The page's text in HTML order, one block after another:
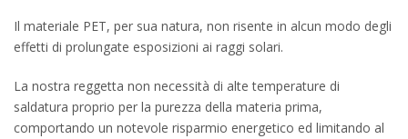
Il materiale PET, per sua natura, non risente in alcun modo degli
effetti di prolungate esposizioni ai raggi solari.
La nostra reggetta non necessità di alte temperature di
saldatura proprio per la purezza della materia prima,
comportando un notevole risparmio energetico ed limitando al